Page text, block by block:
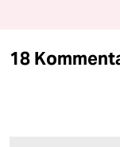
18